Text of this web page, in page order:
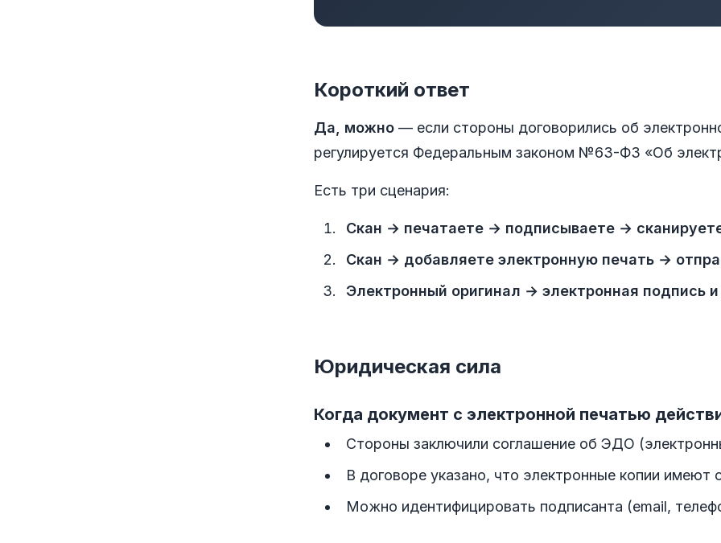
Короткий ответ
Да, можно — если стороны договорились об
регулируется Федеральным законом №63-ФЗ «Об
Есть три сценария:
Скан → печатаете → подписываете →
Скан → добавляете электронную печать →
Электронный оригинал → электронная подпись и
Юридическая сила
Когда документ с электронной печатью
Стороны заключили соглашение об ЭДО
В договоре указано, что электронные копии имеют
Можно идентифицировать подписанта (email,